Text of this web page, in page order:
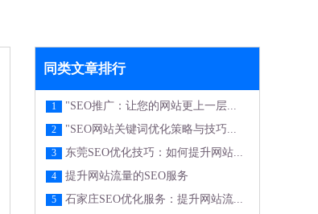
同类文章排行
1 "SEO推广：让您的网站更上一层...
2 "SEO网站关键词优化策略与技巧...
3 东莞SEO优化技巧：如何提升网站...
4 提升网站流量的SEO服务
5 石家庄SEO优化服务：提升网站流...